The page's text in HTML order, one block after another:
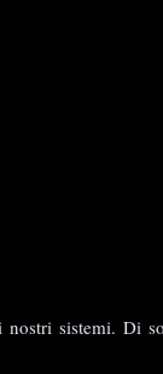
sistemi. Di